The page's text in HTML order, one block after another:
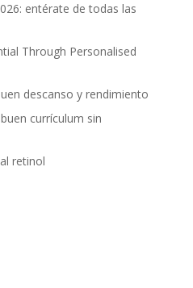
entérate de todas las
Through Personalised
descanso y rendimiento
currículum sin
retinol